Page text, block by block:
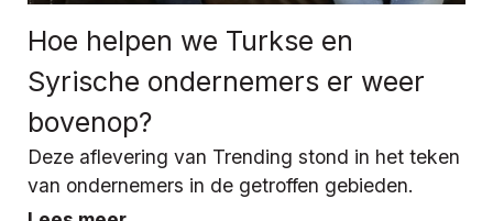
Hoe helpen we Turkse en
Syrische ondernemers er weer
bovenop?
Deze aflevering van Trending stond in het teken
van ondernemers in de getroffen gebieden.